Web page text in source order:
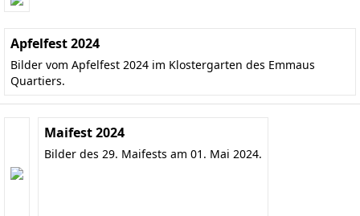
Apfelfest 2024
Bilder vom Apfelfest 2024 im Klostergarten des Emmaus
Quartiers.
Maifest 2024
Bilder des 29. Maifests am 01. Mai 2024.